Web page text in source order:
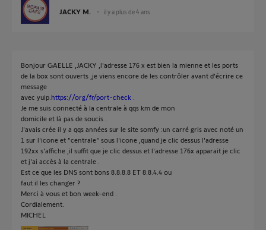
JACKY M. il y a plus de 4 ans
Bonjour GAELLE ,JACKY ,l'adresse 176 x est bien la mienne et les ports
de la box sont ouverts ,je viens encore de les contrôler avant d'écrire ce
message
avec yuip. https://org/fr/port-check
Je me suis connecté à la centrale à qqs km de mon
domicile et là pas de soucis .
J'avais crée il y a qqs années sur le site somfy :un carré gris avec noté un
1 sur l'icone et "centrale" sous l'icone ,quand je clic dessus l'adresse
192xx s'affiche ,il suffit que je clic dessus et l'adresse 176x apparait je clic
et j'ai accès à la centrale .
Est ce que les DNS sont bons 8.8.8.8 ET 8.8.4.4 ou
faut il les changer ?
Merci à vous et bon week-end .
Cordialement.
MICHEL